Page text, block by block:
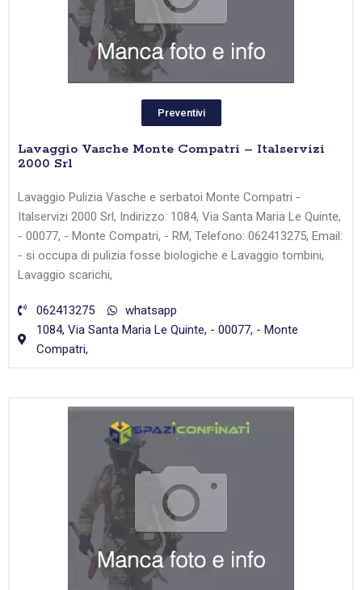
Preventivi
Lavaggio Vasche Monte Compatri – Italservizi
2000 Srl
Lavaggio Pulizia Vasche e serbatoi Monte Compatri -
Italservizi 2000 Srl, Indirizzo: 1084, Via Santa Maria Le Quinte,
- 00077, - Monte Compatri, - RM, Telefono: 062413275, Email:
- si occupa di pulizia fosse biologiche e Lavaggio tombini,
Lavaggio scarichi,
062413275
whatsapp
1084, Via Santa Maria Le Quinte, - 00077, - Monte
Compatri,